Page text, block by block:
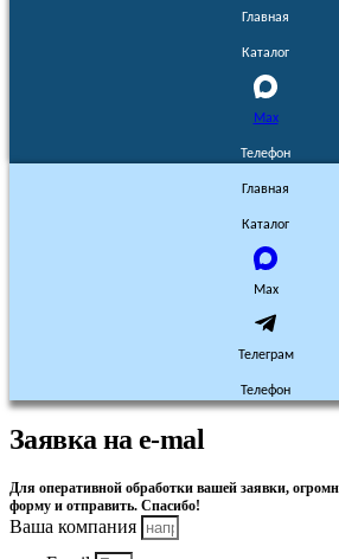
Главная
Каталог
Max
Телефон
Главная
Каталог
Max
Телеграм
Телефон
Заявка на e-mal
Для оперативной обработки вашей заявки,
форму и отправить. Спасибо!
Ваша компания